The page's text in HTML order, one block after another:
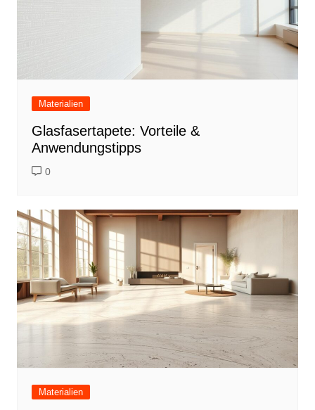
Materialien
Glasfasertapete: Vorteile &
Anwendungstipps
0
Materialien